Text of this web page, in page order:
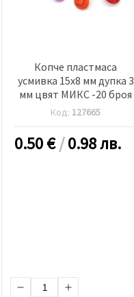
Копче пластмаса
усмивка 15x8 мм дупка 3
мм цвят МИКС -20 броя
Код: 127665
0.50€/0.98 лв.